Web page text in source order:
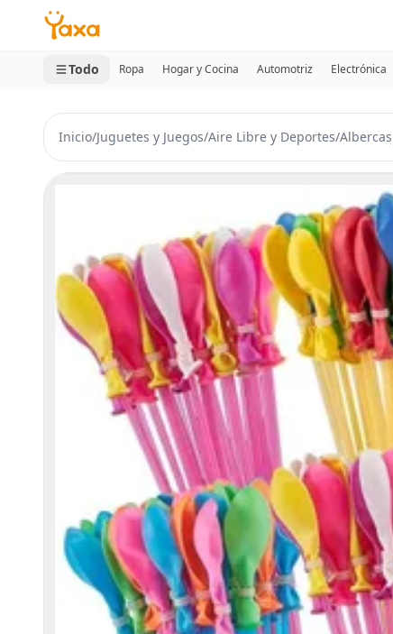
MINI CARRITO
0 productos
Todo Ropa Hogar y Cocina Automotriz Electrónica
Inicio/Juguetes y Juegos/Aire Libre y Deportes/